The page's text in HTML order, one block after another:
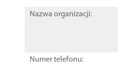
Nazwa organizacji:
Numer telefonu: